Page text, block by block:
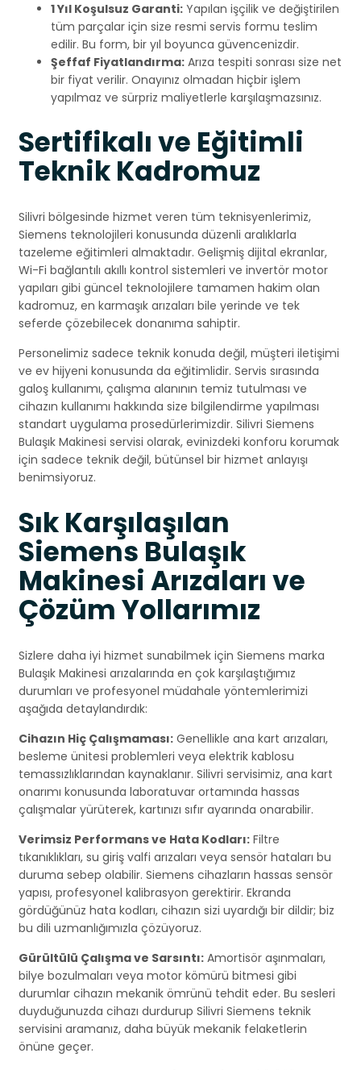
1 Yıl Koşulsuz Garanti: Yapılan işçilik ve değiştirilen
tüm parçalar için size resmi servis formu teslim
edilir. Bu form, bir yıl boyunca güvencenizdir.
Şeffaf Fiyatlandırma: Arıza tespiti sonrası size net
bir fiyat verilir. Onayınız olmadan hiçbir işlem
yapılmaz ve sürpriz maliyetlerle karşılaşmazsınız.
Sertifikalı ve Eğitimli
Teknik Kadromuz
Silivri bölgesinde hizmet veren tüm teknisyenlerimiz,
Siemens teknolojileri konusunda düzenli aralıklarla
tazeleme eğitimleri almaktadır. Gelişmiş dijital ekranlar,
Wi-Fi bağlantılı akıllı kontrol sistemleri ve invertör motor
yapıları gibi güncel teknolojilere tamamen hakim olan
kadromuz, en karmaşık arızaları bile yerinde ve tek
seferde çözebilecek donanıma sahiptir.
Personelimiz sadece teknik konuda değil, müşteri iletişimi
ve ev hijyeni konusunda da eğitimlidir. Servis sırasında
galoş kullanımı, çalışma alanının temiz tutulması ve
cihazın kullanımı hakkında size bilgilendirme yapılması
standart uygulama prosedürlerimizdir. Silivri Siemens
Bulaşık Makinesi servisi olarak, evinizdeki konforu korumak
için sadece teknik değil, bütünsel bir hizmet anlayışı
benimsiyoruz.
Sık Karşılaşılan
Siemens Bulaşık
Makinesi Arızaları ve
Çözüm Yollarımız
Sizlere daha iyi hizmet sunabilmek için Siemens marka
Bulaşık Makinesi arızalarında en çok karşılaştığımız
durumları ve profesyonel müdahale yöntemlerimizi
aşağıda detaylandırdık:
Cihazın Hiç Çalışmaması: Genellikle ana kart arızaları,
besleme ünitesi problemleri veya elektrik kablosu
temassızlıklarından kaynaklanır. Silivri servisimiz, ana kart
onarımı konusunda laboratuvar ortamında hassas
çalışmalar yürüterek, kartınızı sıfır ayarında onarabilir.
Verimsiz Performans ve Hata Kodları: Filtre
tıkanıklıkları, su giriş valfi arızaları veya sensör hataları bu
duruma sebep olabilir. Siemens cihazların hassas sensör
yapısı, profesyonel kalibrasyon gerektirir. Ekranda
gördüğünüz hata kodları, cihazın sizi uyardığı bir dildir; biz
bu dili uzmanlığımızla çözüyoruz.
Gürültülü Çalışma ve Sarsıntı: Amortisör aşınmaları,
bilye bozulmaları veya motor kömürü bitmesi gibi
durumlar cihazın mekanik ömrünü tehdit eder. Bu sesleri
duyduğunuzda cihazı durdurup Silivri Siemens teknik
servisini aramanız, daha büyük mekanik felaketlerin
önüne geçer.